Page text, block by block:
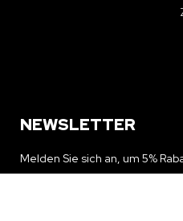
NEWSLETTER
Melden Sie sich an, um 5%
erhalten und über